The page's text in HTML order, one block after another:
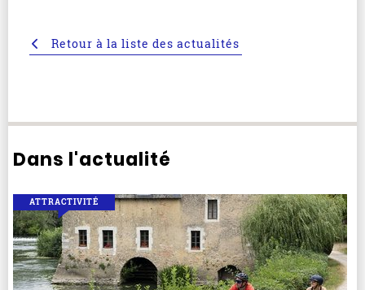
Retour à la liste des actualités
Dans l'actualité
ATTRACTIVITÉ